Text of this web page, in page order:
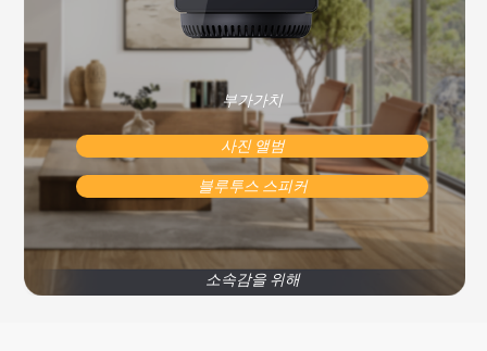
소속감을 위해
부가가치
사진 앨범
블루투스 스피커